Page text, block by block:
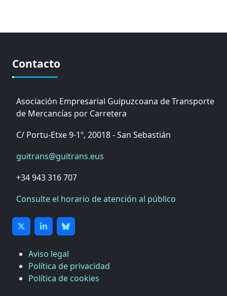
Contacto
Asociación Empresarial Guipuzcoana de Transporte
de Mercancías por Carretera
C/ Portu-Etxe 9-1º, 20018 - San Sebastián
guitrans@guitrans.eus
+34 943 316 707
Consulte el horario de atención al público
Aviso legal
Política de privacidad
Política de cookies